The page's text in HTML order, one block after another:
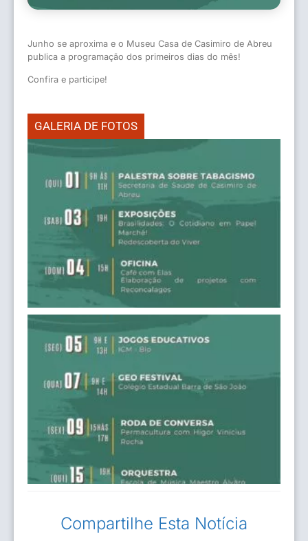
Junho se aproxima e o Museu Casa de Casimiro de Abreu
publica a programação dos primeiros dias do mês!
Confira e participe!
GALERIA DE FOTOS
Compartilhe Esta Notícia